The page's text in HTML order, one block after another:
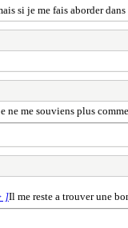
si je me fais aborder
ne me souviens plus
]Il me reste a trouver une